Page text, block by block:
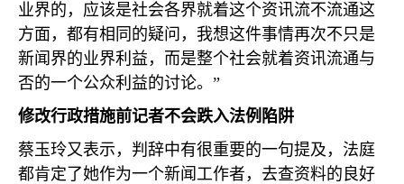
业界的，应该是社会各界就着这个资讯流不流通这
方面，都有相同的疑问，我想这件事情再次不只是
新闻界的业界利益，而是整个社会就着资讯流通与
否的一个公众利益的讨论。”
修改行政措施前记者不会跌入法例陷阱
蔡玉玲又表示，判辞中有很重要的一句提及，法庭
都肯定了她作为一个新闻工作者，去查资料的良好